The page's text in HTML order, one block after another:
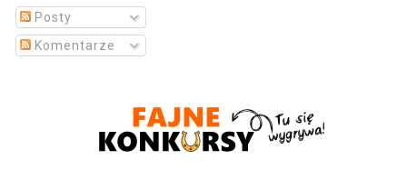
Posty
Komentarze